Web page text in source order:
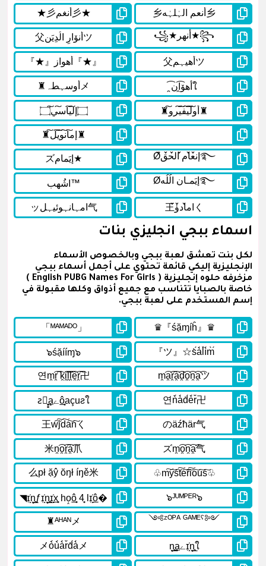
اسماء ببجي انجليزي بنات
لكل بنت تعشق لعبة ببجي وبالخصوص الأسماء
الإنجليزية إليكي قائمة تحتوي على أجمل أسماء ببجي
مزخرفه حلوه إنجليزية ( English PUBG Names For Girls )
خاصة بالصبايا تتناسب مع جميع أذواق وكلها مقبولة في
إسم المستخدم على لعبة ببجي.